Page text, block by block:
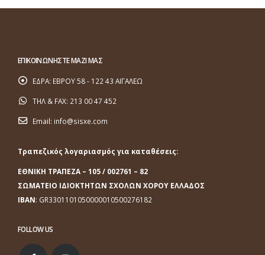
ΕΠΙΚΟΙΝΩΝΗΣΤΕ ΜΑΖΙ ΜΑΣ
ΕΔΡΑ: ΕΒΡΟΥ 58 - 122 43 ΑΙΓΑΛΕΩ
ΤΗΛ & FAX: 213 00 47 452
Email: info@sisxe.com
Τραπεζικός λογαριασμός για καταθέσεις:
ΕΘΝΙΚΗ ΤΡΑΠΕΖΑ – 105 / 002761 – 82
ΣΩΜΑΤΕΙΟ ΙΔΙΟΚΤΗΤΩΝ ΣΧΟΛΩΝ ΧΟΡΟΥ ΕΛΛΑΔΟΣ
ΙΒΑΝ: GR3301101050000010500276182
FOLLOW US